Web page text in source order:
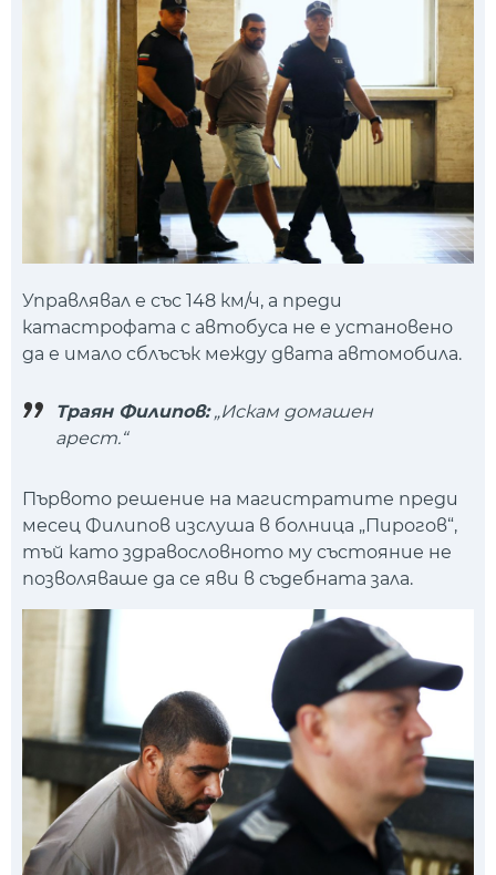
Управлявал е със 148 км/ч, а преди
катастрофата с автобуса не е установено
да е имало сблъсък между двата автомобила.
Траян Филипов:„Искам домашен
арест.“
Първото решение на магистратите преди
месец Филипов изслуша в болница „Пирогов“,
тъй като здравословното му състояние не
позволяваше да се яви в съдебната зала.